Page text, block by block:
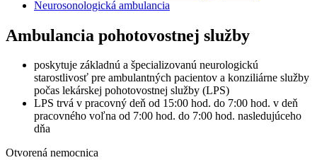
Neurosonologická ambulancia
Ambulancia pohotovostnej služby
poskytuje základnú a špecializovanú neurologickú
starostlivosť pre ambulantných pacientov a konziliárne služby
počas lekárskej pohotovostnej služby (LPS)
LPS trvá v pracovný deň od 15:00 hod. do 7:00 hod. v deň
pracovného voľna od 7:00 hod. do 7:00 hod. nasledujúceho
dňa
Otvorená nemocnica